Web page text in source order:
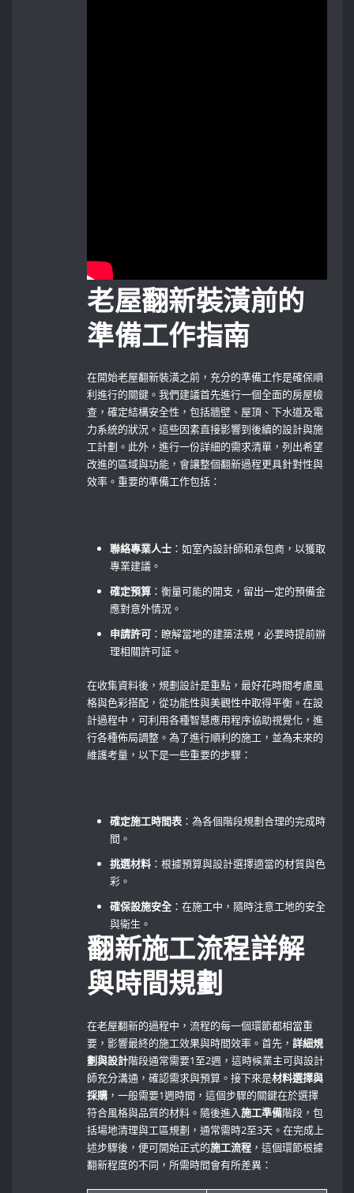
老屋翻新裝潢前的
準備工作指南
在開始老屋翻新裝潢之前，充分的準備工作是確保順
利進行的關鍵。我們建議首先進行一個全面的房屋檢
查，確定結構安全性，包括牆壁、屋頂、下水道及電
力系統的狀況。這些因素直接影響到後續的設計與施
工計劃。此外，進行一份詳細的需求清單，列出希望
改進的區域與功能，會讓整個翻新過程更具針對性與
效率。重要的準備工作包括：
聯絡專業人士 ：如室內設計師和承包商，以獲取
專業建議。
確定預算 ：衡量可能的開支，留出一定的預備金
應對意外情況。
申請許可 ：瞭解當地的建築法規，必要時提前辦
理相關許可証。
在收集資料後，規劃設計是重點，最好花時間考慮風
格與色彩搭配，從功能性與美觀性中取得平衡。在設
計過程中，可利用各種智慧應用程序協助視覺化，進
行各種佈局調整。為了進行順利的施工，並為未來的
維護考量，以下是一些重要的步驟：
確定施工時間表 ：為各個階段規劃合理的完成時
間。
挑選材料 ：根據預算與設計選擇適當的材質與色
彩。
確保設施安全 ：在施工中，隨時注意工地的安全
與衛生。
翻新施工流程詳解
與時間規劃
在老屋翻新的過程中，流程的每一個環節都相當重
要，影響最終的施工效果與時間效率。首先，詳細規
劃與設計階段通常需要1至2週，這時候業主可與設計
師充分溝通，確認需求與預算。接下來是材料選擇與
採購 ，一般需要1週時間，這個步驟的關鍵在於選擇
符合風格與品質的材料。隨後進入施工準備階段，包
括場地清理與工區規劃，通常需時2至3天。在完成上
述步驟後，便可開始正式的施工流程 ，這個環節根據
翻新程度的不同，所需時間會有所差異：